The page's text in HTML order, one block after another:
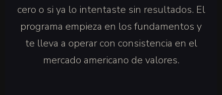
cero o si ya lo intentaste sin resultados. El
programa empieza en los fundamentos y
te lleva a operar con consistencia en el
mercado americano de valores.